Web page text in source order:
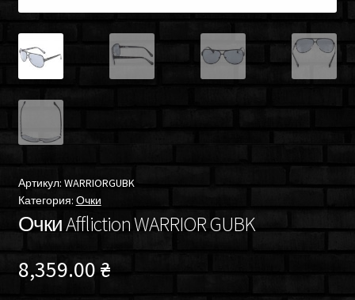
Артикул: WARRIORGUBK
Категория: Очки
Очки Affliction WARRIOR GUBK
8,359.00 ₴